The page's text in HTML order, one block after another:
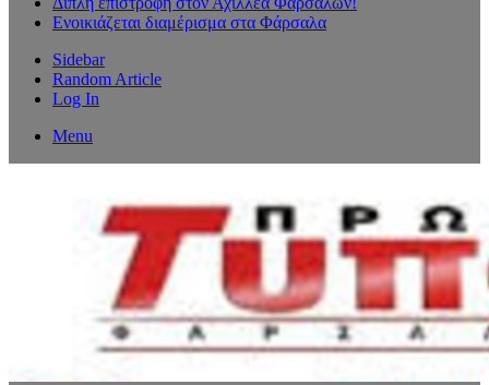
Ενοικιάζεται διαμέρισμα στα Φάρσαλα
Sidebar
Random Article
Log In
Menu